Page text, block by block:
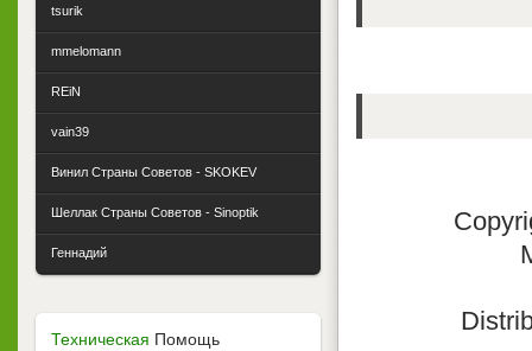
tsurik
mmelomann
REiN
vain39
Винил Страны Советов - SKOKEV
Шеллак Страны Советов - Sinoptik
Геннадий
Техническая Помощь